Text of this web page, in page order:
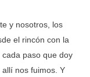
y nosotros, los
el rincón con la
paso que doy
nos fuimos. Y